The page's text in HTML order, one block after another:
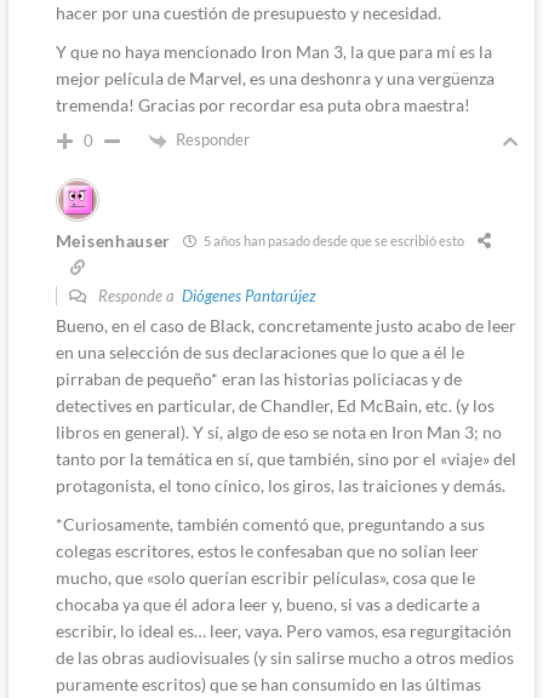
hacer por una cuestión de presupuesto y necesidad.
Y que no haya mencionado Iron Man 3, la que para mí es la
mejor película de Marvel, es una deshonra y una vergüenza
tremenda! Gracias por recordar esa puta obra maestra!
0 Responder
Meisenhauser 5 años han pasado desde que se escribió esto
Responde a Diógenes Pantarújez
Bueno, en el caso de Black, concretamente justo acabo de leer
en una selección de sus declaraciones que lo que a él le
pirraban de pequeño* eran las historias policiacas y de
detectives en particular, de Chandler, Ed McBain, etc. (y los
libros en general). Y sí, algo de eso se nota en Iron Man 3; no
tanto por la temática en sí, que también, sino por el «viaje» del
protagonista, el tono cínico, los giros, las traiciones y demás.
*Curiosamente, también comentó que, preguntando a sus
colegas escritores, estos le confesaban que no solían leer
mucho, que «solo querían escribir películas», cosa que le
chocaba ya que él adora leer y, bueno, si vas a dedicarte a
escribir, lo ideal es… leer, vaya. Pero vamos, esa regurgitación
de las obras audiovisuales (y sin salirse mucho a otros medios
puramente escritos) que se han consumido en las últimas